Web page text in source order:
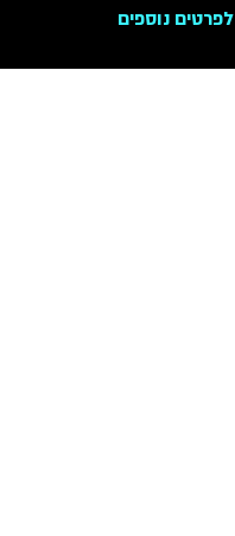
לפרטים נוספים